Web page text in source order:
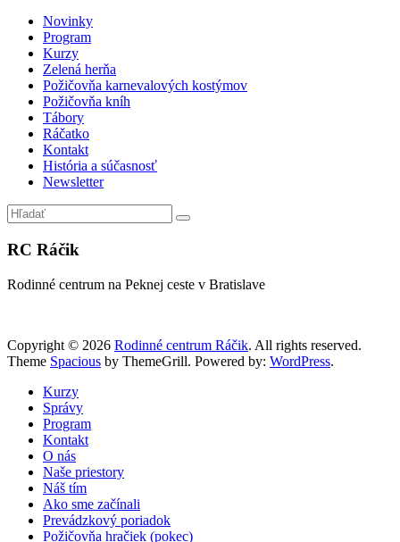
Novinky
Program
Kurzy
Zelená herňa
Požičovňa karnevalových kostýmov
Požičovňa kníh
Tábory
Ráčatko
Kontakt
História a súčasnosť
Newsletter
RC Ráčik
Rodinné centrum na Peknej ceste v Bratislave
Copyright © 2026 Rodinné centrum Ráčik. All rights reserved.
Theme Spacious by ThemeGrill. Powered by: WordPress.
Kurzy
Správy
Program
Kontakt
O nás
Naše priestory
Náš tím
Ako sme začínali
Prevádzkový poriadok
Požičovňa hračiek (pokec)